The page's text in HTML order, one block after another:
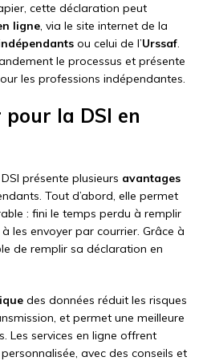
cette déclaration peut
ligne, via le site internet de la
ou celui de l’Urssaf.
le processus et présente
les professions indépendantes.
la DSI en
présente plusieurs avantages
Tout d’abord, elle permet
: fini le temps perdu à remplir
les envoyer par courrier. Grâce à
de remplir sa déclaration en
des données réduit les risques
et permet une meilleure
Les services en ligne offrent
avec des conseils et